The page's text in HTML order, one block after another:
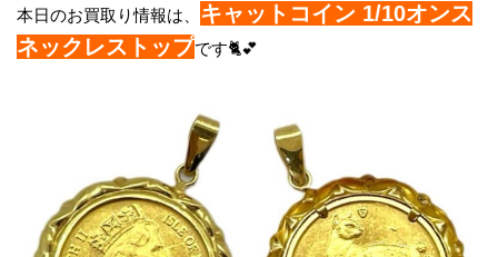
本日のお買取り情報は、
キャットコイン 1/10オンス
ネックレストップです🐈💕